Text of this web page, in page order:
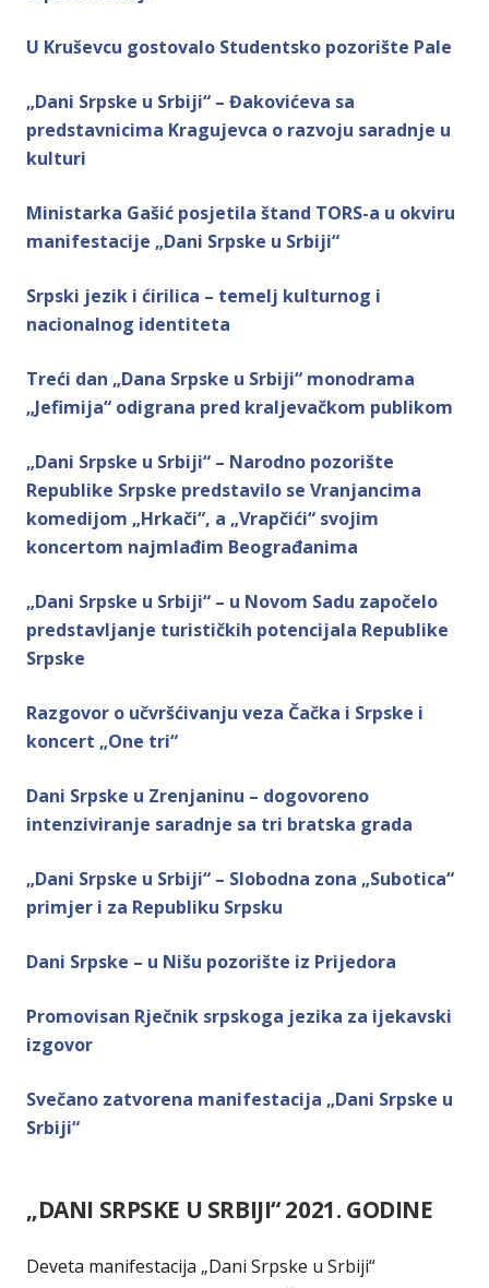
U Kruševcu gostovalo Studentsko pozorište Pale
„Dani Srpske u Srbiji“ – Đakovićeva sa
predstavnicima Kragujevca o razvoju saradnje u
kulturi
Ministarka Gašić posjetila štand TORS-a u okviru
manifestacije „Dani Srpske u Srbiji“
Srpski jezik i ćirilica – temelj kulturnog i
nacionalnog identiteta
Treći dan „Dana Srpske u Srbiji“ monodrama
„Jefimija“ odigrana pred kraljevačkom publikom
„Dani Srpske u Srbiji“ – Narodno pozorište
Republike Srpske predstavilo se Vranjancima
komedijom „Hrkači“, a „Vrapčići“ svojim
koncertom najmlađim Beograđanima
„Dani Srpske u Srbiji“ – u Novom Sadu započelo
predstavljanje turističkih potencijala Republike
Srpske
Razgovor o učvršćivanju veza Čačka i Srpske i
koncert „One tri“
Dani Srpske u Zrenjaninu – dogovoreno
intenziviranje saradnje sa tri bratska grada
„Dani Srpske u Srbiji“ – Slobodna zona „Subotica“
primjer i za Republiku Srpsku
Dani Srpske – u Nišu pozorište iz Prijedora
Promovisan Rječnik srpskoga jezika za ijekavski
izgovor
Svečano zatvorena manifestacija „Dani Srpske u
Srbiji“
„DANI SRPSKE U SRBIJI“ 2021. GODINE
Deveta manifestacija „Dani Srpske u Srbiji“